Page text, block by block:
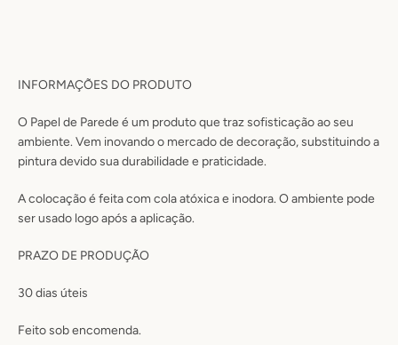
INFORMAÇÕES DO PRODUTO
O Papel de Parede é um produto que traz sofisticação ao seu
ambiente. Vem inovando o mercado de decoração, substituindo a
pintura devido sua durabilidade e praticidade.
A colocação é feita com cola atóxica e inodora. O ambiente pode
ser usado logo após a aplicação.
PRAZO DE PRODUÇÃO
30dias úteis
Feito sob encomenda.